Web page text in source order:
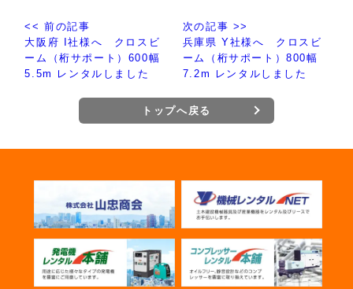
<< 前の記事
大阪府 I社様へ クロスビ
ーム（桁サポート）600幅
5.5m レンタルしました
次の記事 >>
兵庫県 Y社様へ クロスビ
ーム（桁サポート）800幅
7.2m レンタルしました
トップへ戻る